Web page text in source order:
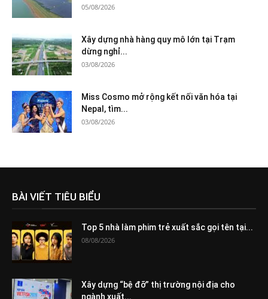
05/08/2026
Xây dựng nhà hàng quy mô lớn tại Trạm
dừng nghỉ...
03/08/2026
Miss Cosmo mở rộng kết nối văn hóa tại
Nepal, tìm...
03/08/2026
BÀI VIẾT TIÊU BIỂU
Top 5 nhà làm phim trẻ xuất sắc gọi tên tại...
08/08/2026
Xây dựng “bệ đỡ” thị trường nội địa cho
ngành xuất...